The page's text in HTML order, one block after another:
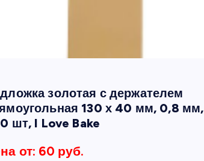
золотая с держателем
130 х 40 мм, 0,8 мм,
шт, I Love Bake
от: 60 руб.